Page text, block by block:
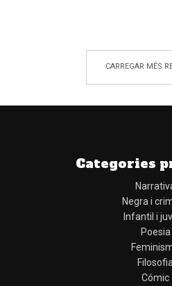
CARREGAR MÉS
Categories
Negra i
Infantil i
Poesia
Filosofia
Cómic